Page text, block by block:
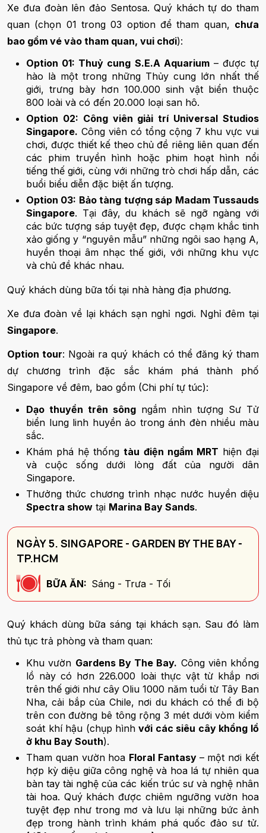
Xe đưa đoàn lên đảo Sentosa. Quý khách tự do tham
quan (chọn 01 trong 03 option để tham quan, chưa
bao gồm vé vào tham quan, vui chơi):
Option 01: Thuỷ cung S.E.A Aquarium– được tự
hào là một trong những Thủy cung lớn nhất thế
giới, trưng bày hơn 100.000 sinh vật biển thuộc
800 loài và có đến 20.000 loại san hô.
Option 02: Công viên giải trí Universal Studios
Singapore. Công viên có tổng cộng 7 khu vực vui
chơi, được thiết kế theo chủ đề riêng liên quan đến
các phim truyền hình hoặc phim hoạt hình nổi
tiếng thế giới, cùng với những trò chơi hấp dẫn, các
buổi biểu diễn đặc biệt ấn tượng.
Option 03: Bảo tàng tượng sáp Madam Tussauds
Singapore. Tại đây, du khách sẽ ngỡ ngàng với
các bức tượng sáp tuyệt đẹp, được chạm khắc tinh
xảo giống y “nguyên mẫu” những ngôi sao hạng A,
huyền thoại âm nhạc thế giới, với những khu vực
và chủ đề khác nhau.
Quý khách dùng bữa tối tại nhà hàng địa phương.
Xe đưa đoàn về lại khách sạn nghỉ ngơi. Nghỉ đêm tại
Singapore.
Option tour: Ngoài ra quý khách có thể đăng ký tham
dự chương trình đặc sắc khám phá thành phố
Singapore về đêm, bao gồm (Chi phí tự túc):
Dạo thuyền trên sông ngắm nhìn tượng Sư Tử
biển lung linh huyền ảo trong ánh đèn nhiều màu
sắc.
Khám phá hệ thốngtàu điện ngầm MRT hiện đại
và cuộc sống dưới lòng đất của người dân
Singapore.
Thưởng thức chương trình nhạc nước huyền diệu
Spectra show tại Marina Bay Sands.
NGÀY 5. SINGAPORE - GARDEN BY THE BAY -
TP.HCM
BỮA ĂN: Sáng - Trưa - Tối
Quý khách dùng bữa sáng tại khách sạn. Sau đó làm
thủ tục trả phòng và tham quan:
Khu vườn Gardens By The Bay. Công viên khổng
lồ này có hơn 226.000 loài thực vật từ khắp nơi
trên thế giới như cây Oliu 1000 năm tuổi từ Tây Ban
Nha, cải bắp của Chile, nơi du khách có thể đi bộ
trên con đường bê tông rộng 3 mét dưới vòm kiểm
soát khí hậu (chụp hình với các siêu cây khổng lồ
ở khu Bay South).
Tham quan vườn hoa Floral Fantasy – một nơi kết
hợp kỳ diệu giữa công nghệ và hoa lá tự nhiên qua
bàn tay tài nghệ của các kiến trúc sư và nghệ nhân
tài hoa. Quý khách được chiêm ngưỡng vườn hoa
tuyệt đẹp như trong mơ và lưu lại những bức ảnh
đẹp trong hành trình khám phá quốc đảo sư tử.